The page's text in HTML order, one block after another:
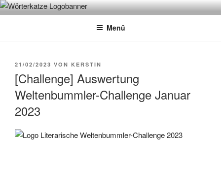
Zum
InhaltWÖRTERKATZE
Von Büchern erzählen
Menü
VERÖFFENTLICHT
21/02/2023 VON KERSTIN
[Challenge] Auswertung
Weltenbummler-Challenge Januar
2023